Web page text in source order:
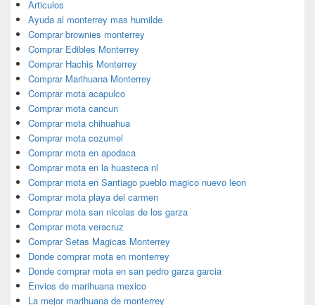
Articulos
Ayuda al monterrey mas humilde
Comprar brownies monterrey
Comprar Edibles Monterrey
Comprar Hachis Monterrey
Comprar Marihuana Monterrey
Comprar mota acapulco
Comprar mota cancun
Comprar mota chihuahua
Comprar mota cozumel
Comprar mota en apodaca
Comprar mota en la huasteca nl
Comprar mota en Santiago pueblo magico nuevo leon
Comprar mota playa del carmen
Comprar mota san nicolas de los garza
Comprar mota veracruz
Comprar Setas Magicas Monterrey
Donde comprar mota en monterrey
Donde comprar mota en san pedro garza garcia
Envios de marihuana mexico
La mejor marihuana de monterrey